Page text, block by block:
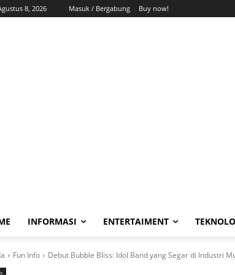
8, 2026 Masuk / Bergabung Buy now!
INFORMASI ENTERTAIMENT
Fun Info Debut Bubble Bliss: Idol Band yang Segar di Industri